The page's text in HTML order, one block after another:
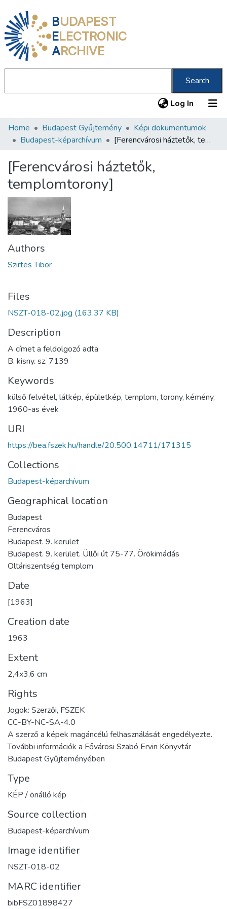
BUDAPEST
ELECTRONIC
ARCHIVE
Search
Log In (current)
Communities & Collections
Statistics
About us
Home Budapest Gyűjtemény
Képi dokumentumok
Budapest-képarchívum
[Ferencvárosi háztetők, templomtorony]
[Ferencvárosi háztetők,
templomtorony]
Authors
Szirtes Tibor
Files
NSZT-018-02.jpg (163.37 KB)
Description
A címet a feldolgozó adta
B. kisny. sz. 7139
Keywords
külső felvétel, látkép, épületkép, templom, torony, kémény,
1960-as évek
URI
https://bea.fszek.hu/handle/20.500.14711/171315
Collections
Budapest-képarchívum
Geographical location
Budapest
Ferencváros
Budapest. 9. kerület
Budapest. 9. kerület. Üllői út 75-77. Örökimádás
Oltáriszentség templom
Date
[1963]
Creation date
1963
Extent
2,4x3,6 cm
Rights
Jogok: Szerzői, FSZEK
CC-BY-NC-SA-4.0
A szerző a képek magáncélú felhasználását engedélyezte.
További információk a Fővárosi Szabó Ervin Könyvtár
Budapest Gyűjteményében
Type
KÉP / önálló kép
Source collection
Budapest-képarchívum
Image identifier
NSZT-018-02
MARC identifier
bibFSZ01898427